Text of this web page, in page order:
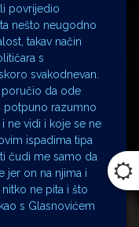
povrijedio
nešto neugodno
takav način
s
svakodnevan.
poručio da ode
potpuno razumno
ne vidi i koje se ne
ispadima tipa
čudi me samo da
jer on na njima i
ne pita i što
s Glasnovićem